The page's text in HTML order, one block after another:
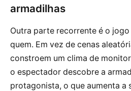
armadilhas
Outra parte recorrente é o
quem. Em vez de cenas
constroem um clima de
o espectador descobre a
protagonista, o que aumenta a